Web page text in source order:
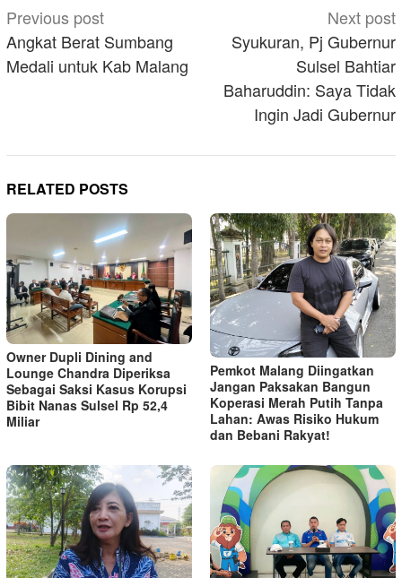
Post
navigation
Previous post
Angkat Berat Sumbang
Medali untuk Kab Malang
Next post
Syukuran, Pj Gubernur
Sulsel Bahtiar
Baharuddin: Saya Tidak
Ingin Jadi Gubernur
RELATED POSTS
Owner Dupli Dining and
Lounge Chandra Diperiksa
Sebagai Saksi Kasus Korupsi
Bibit Nanas Sulsel Rp 52,4
Miliar
Pemkot Malang Diingatkan
Jangan Paksakan Bangun
Koperasi Merah Putih Tanpa
Lahan: Awas Risiko Hukum
dan Bebani Rakyat!